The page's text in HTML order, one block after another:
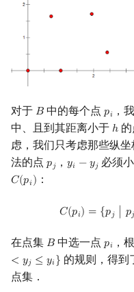
LGV 引理
最大团搜索算法
对于 𝐵
B 中的每个点𝑝𝑖
pi ，
中、且到其距离小于 ℎ
h
虑，我们只考虑那些纵
法的点 𝑝𝑗
pj ，𝑦𝑖 −𝑦𝑗
yi −y j 必须
𝐶(𝑝𝑖)
C(pi) ：
𝐶(𝑝𝑖) = {𝑝𝑗 ∣ 𝑝𝑗
C(pi)= p j |
在点集 𝐵
B 中选一点𝑝𝑖
pi ，
< 𝑦𝑗 ≤ 𝑦𝑖} 的规则，得
点集．